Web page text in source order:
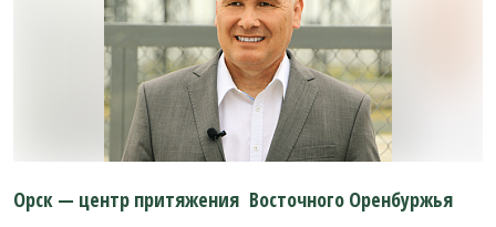
Орск — центр притяжения Восточного Оренбуржья